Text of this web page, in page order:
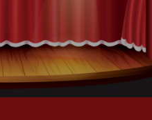
dezelfde werkdag verzonden.
met PostNL